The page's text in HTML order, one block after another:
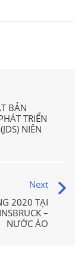
BẢN
TRIỂN
NIÊN
Next
2020 TẠI
–
NƯỚC ÁO